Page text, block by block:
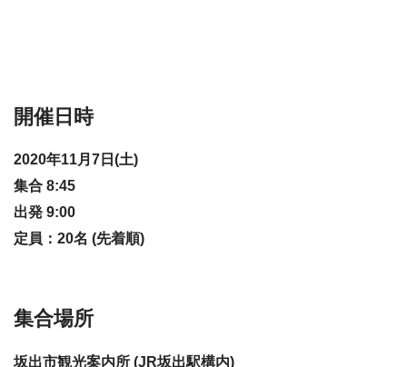
開催日時
2020年11月7日(土)
集合 8:45
出発 9:00
定員：20名 (先着順)
集合場所
坂出市観光案内所 (JR坂出駅構内)